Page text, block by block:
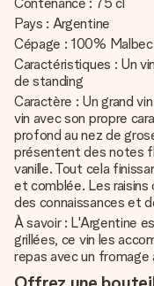
Pays : Argentine
Cépage : 100% Malbec
Caractéristiques : Un
de standing
Caractère : Un grand
vin avec son propre
profond au nez de
présentent des notes
vanille. Tout cela
et comblée. Les
des connaissances et
À savoir : L'Argentine
grillées, ce vin les
repas avec un fromage